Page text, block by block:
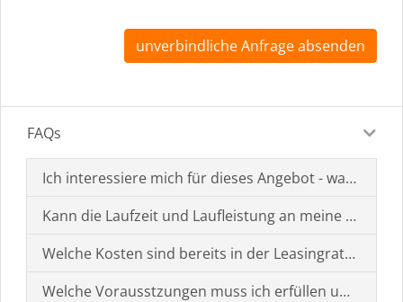
unverbindliche Anfrage absenden
FAQs
Ich interessiere mich für dieses Angebot - was muss
Kann die Laufzeit und Laufleistung an meine
Welche Kosten sind bereits in der Leasingrate
Welche Vorausstzungen muss ich erfüllen um einen